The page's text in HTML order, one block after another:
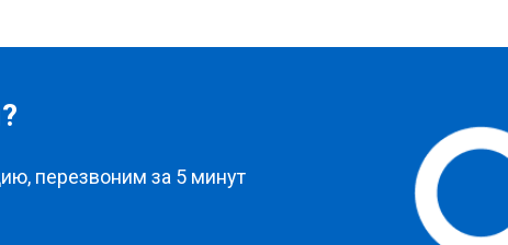
перезвоним за 5 минут